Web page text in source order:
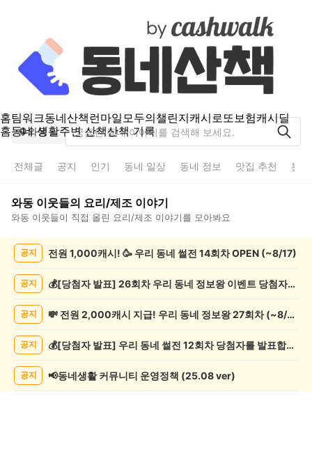
홈팀워크동네산책런마일모두의챌린지캐시로또보험캐시딜
홈동네 생활주변 산책산책 기록
와동
전체글 공지 인기 동네 일상 동네 정보 맛집 추천 분
와동 이웃들의 요리/제조 이야기
와동 이웃들이 직접 올린 요리/제조 이야기를 모아봐요
공지 전원 1,000캐시! 🥳 우리 동네 썰전 14회차 OPEN (~8/17)
공지 💰[당첨자 발표] 26회차 우리 동네 정보왕 이벤트 당첨자를 발표합니다!
공지 💸 전원 2,000캐시 지급! 우리 동네 정보왕 27회차 (~8/10)
공지 💰[당첨자 발표] 우리 동네 썰전 12회차 당첨자를 발표합니다!
공지 📢동네생활 커뮤니티 운영정책 (25.08 ver)